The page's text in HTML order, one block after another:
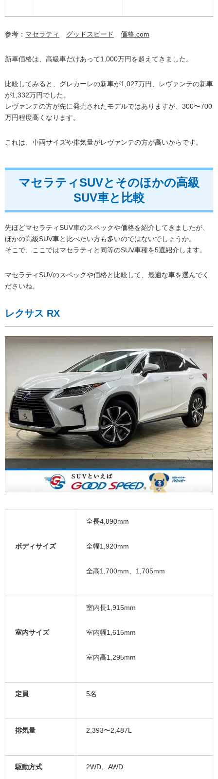
参考： マセラティ グッドスピード 価格.com
新車価格は、高級車だけあって1,000万円を超えてきました。
比較してみると、グレカーレの新車が1,027万円、レヴァンテの新車
が1,332万円でした。
レヴァンテの方が先に発売されたモデルではありますが、300〜700
万円程度高くなります。
これは、車両サイズや排気量がレヴァンテの方が高いからです。
マセラティSUVとそのほかの高級
SUV車と比較
先ほどマセラティSUV車のスペックや価格を紹介してきましたが、
ほかの高級SUV車と比べたい方も多いのではないでしょうか。
そこで、ここではマセラティと同等のSUV車種を5選紹介します。
マセラティSUVのスペックや価格と比較して、最適な車を選んでく
ださいね。
レクサス RX
ボディサイズ
全長4,890mm
全幅1,920mm
全高1,700mm、1,705mm
室内サイズ
室内長1,915mm
室内幅1,615mm
室内高1,295mm
定員 5名
排気量 2,393〜2,487L
駆動方式 2WD、AWD